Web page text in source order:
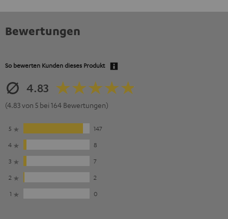
Bewertungen
So bewerten Kunden dieses Produkt
4.83
(4.83 von 5 bei 164 Bewertungen)
5
147
4
8
3
7
2
2
1
0